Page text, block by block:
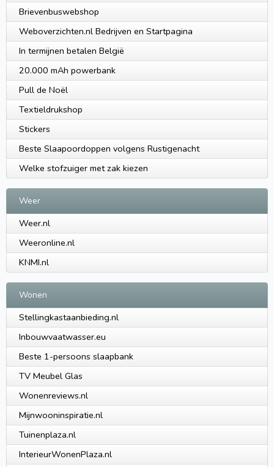
Brievenbuswebshop
Weboverzichten.nl Bedrijven en Startpagina
In termijnen betalen België
20.000 mAh powerbank
Pull de Noël
Textieldrukshop
Stickers
Beste Slaapoordoppen volgens Rustigenacht
Welke stofzuiger met zak kiezen
Weer
Weer.nl
Weeronline.nl
KNMI.nl
Wonen
Stellingkastaanbieding.nl
Inbouwvaatwasser.eu
Beste 1-persoons slaapbank
TV Meubel Glas
Wonenreviews.nl
Mijnwooninspiratie.nl
Tuinenplaza.nl
InterieurWonenPlaza.nl